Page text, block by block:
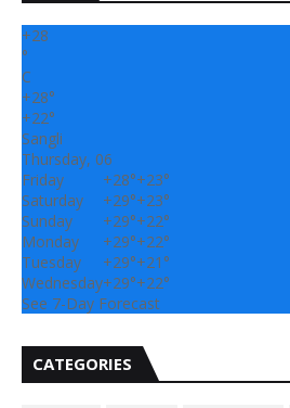
+28
°
C
+28°
+22°
Sangli
Thursday, 06
Friday
+28°+23°
Saturday
+29°+23°
Sunday
+29°+22°
Monday
+29°+22°
Tuesday
+29°+21°
Wednesday+29°+22°
See 7-Day Forecast
CATEGORIES